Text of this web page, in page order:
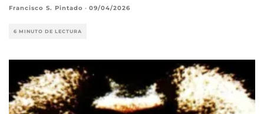
Francisco S. Pintado · 09/04/2026
6 MINUTO DE LECTURA